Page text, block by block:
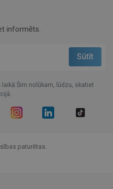
informēts.
nolūkam, lūdzu, skatiet
paturētas.